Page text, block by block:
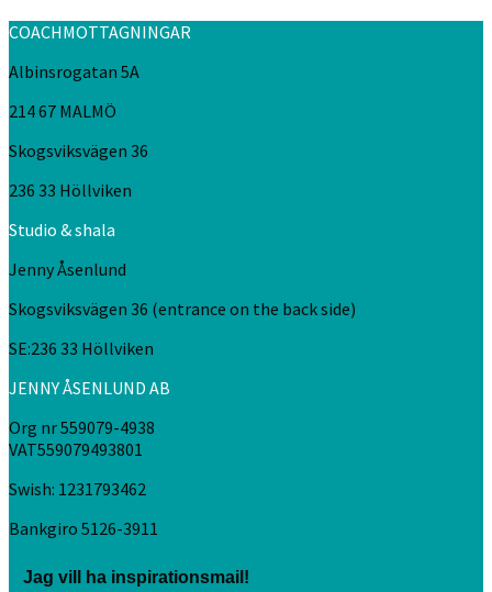
COACHMOTTAGNINGAR
Albinsrogatan 5A
214 67 MALMÖ
Skogsviksvägen 36
236 33 Höllviken
Studio & shala
Jenny Åsenlund
Skogsviksvägen 36 (entrance on the back side)
SE:236 33 Höllviken
JENNY ÅSENLUND AB
Org nr 559079-4938
VAT559079493801
Swish: 1231793462
Bankgiro 5126-3911
Jag vill ha inspirationsmail!